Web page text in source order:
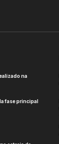
na
fase principal